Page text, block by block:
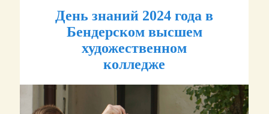
День знаний 2024 года в
Бендерском высшем
художественном
колледже